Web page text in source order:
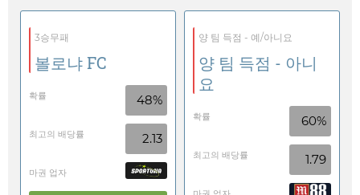
3승무패
볼로냐 FC
확률 48%
최고의 배당률 2.13
마권 업자
양 팀 득점 - 예/아니요
양 팀 득점 - 아니
요
확률 60%
최고의 배당률 1.79